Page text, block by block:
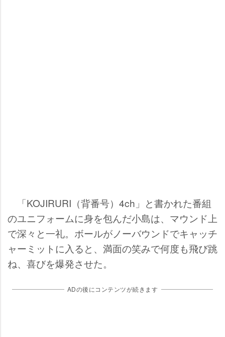
「KOJIRURI（背番号）4ch」と書かれた番組
のユニフォームに身を包んだ小島は、マウンド上
で深々と一礼。ボールがノーバウンドでキャッチ
ャーミットに入ると、満面の笑みで何度も飛び跳
ね、喜びを爆発させた。
ADの後にコンテンツが続きます